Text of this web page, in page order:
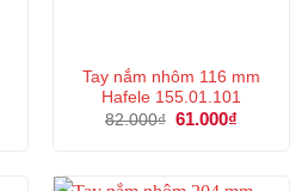
Tay nắm nhôm 116 mm
Hafele 155.01.101
82.000₫ Giá
61.000₫